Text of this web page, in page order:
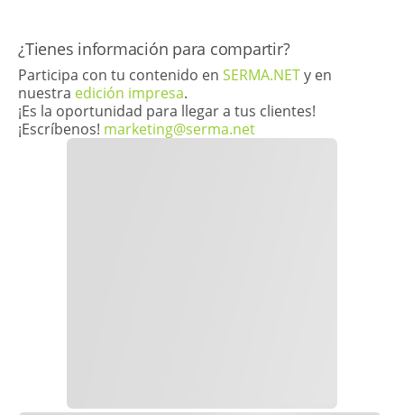
​¿Tienes información para compartir?
Participa con tu contenido en SERMA.NETy en
nuestra edición impresa.
¡Es la oportunidad para llegar a tus clientes!
¡Escríbenos! marketing@serma.net